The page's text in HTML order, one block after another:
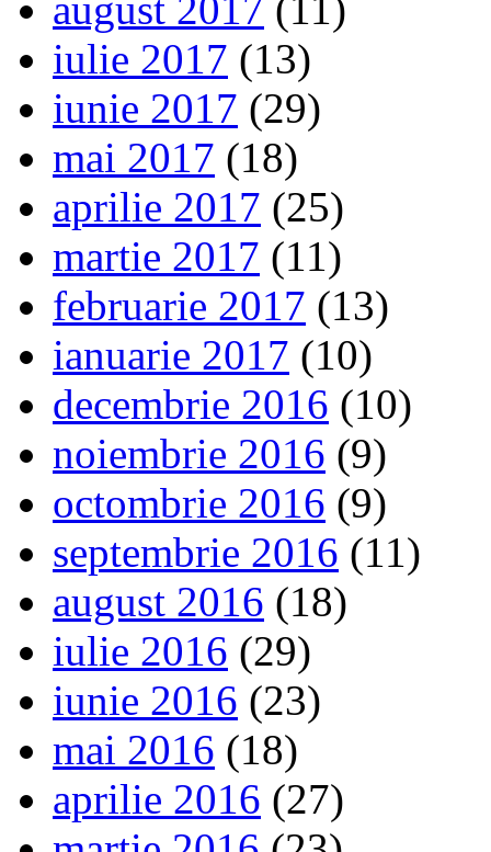
iulie 2017 (13)
iunie 2017 (29)
mai 2017 (18)
aprilie 2017 (25)
martie 2017 (11)
februarie 2017 (13)
ianuarie 2017 (10)
decembrie 2016 (10)
noiembrie 2016 (9)
octombrie 2016 (9)
septembrie 2016 (11)
august 2016 (18)
iulie 2016 (29)
iunie 2016 (23)
mai 2016 (18)
aprilie 2016 (27)